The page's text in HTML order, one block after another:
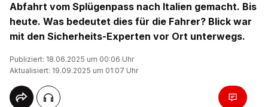
Abfahrt vom Splügenpass nach Italien gemacht. Bis
heute. Was bedeutet dies für die Fahrer? Blick war
mit den Sicherheits-Experten vor Ort unterwegs.
Publiziert: 18.06.2025 um 00:06 Uhr
Aktualisiert: 19.09.2025 um 01:07 Uhr